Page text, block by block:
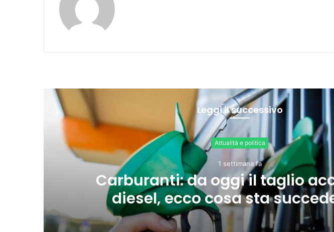
Leggi il successivo
Economia
2 settimane fa
Ue: “Tasso occupazione al
indietro su formazione e